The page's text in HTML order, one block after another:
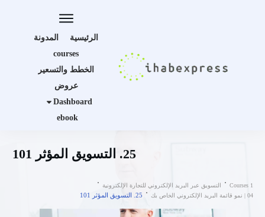
الرئيسية
المدونة
courses
الخطط والتسعير
عروض
Dashboard
ebook
25. التسويق المؤثر 101
Courses 1
التسويق عبر البريد الإلكتروني للتجارة الإلكترونية
04 | نمو قائمة البريد الإلكتروني الخاص بك
25. التسويق المؤثر 101